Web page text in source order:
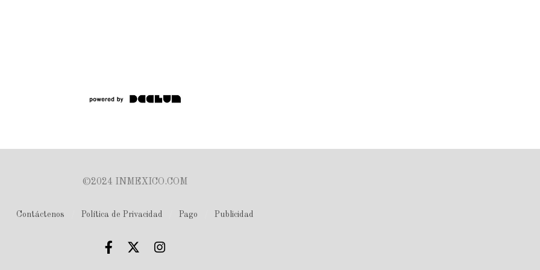
©2024 INMEXICO.COM
Contáctenos Política de Privacidad Pago Publicidad